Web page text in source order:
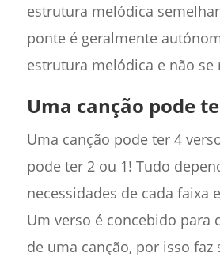
estrutura melódica
ponte é geralmente
estrutura melódica e não se
Uma canção pode
Uma canção pode ter 4
pode ter 2 ou 1! Tudo
necessidades de cada faixa
Um verso é concebido para
de uma canção, por isso faz